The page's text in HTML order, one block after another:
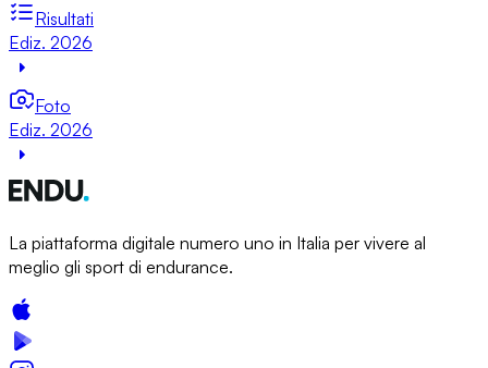
Risultati
Ediz. 2026
Foto
Ediz. 2026
La piattaforma digitale numero uno in Italia per vivere al
meglio gli sport di endurance.